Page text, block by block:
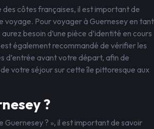
des côtes françaises, il est important de
voyage. Pour voyager à Guernesey en tant
besoin d’une pièce d’identité en cours
également recommandé de vérifier les
d’entrée avant votre départ, afin de
votre séjour sur cette île pittoresque aux
?
Guernesey ? », il est important de savoir